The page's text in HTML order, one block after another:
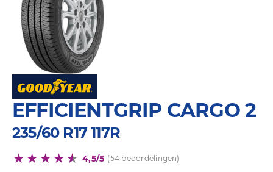
EFFICIENTGRIP CARGO 2
235/60 R17 117R
4,5/5 (54 beoordelingen)